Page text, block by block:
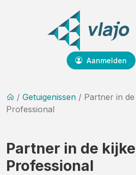
Aanmelden
/ Getuigenissen / Partner in
Professional
Partner in de
Professional